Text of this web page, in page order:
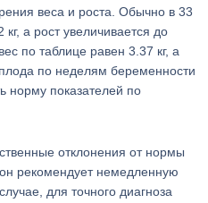
веса и роста. Обычно в 33
а рост увеличивается до
по таблице равен 3.37 кг, а
по неделям беременности
норму показателей по
отклонения от нормы
рекомендует немедленную
для точного диагноза